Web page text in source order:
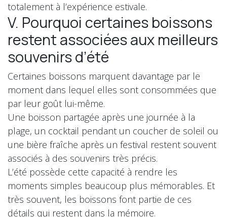
totalement à l’expérience estivale.
V. Pourquoi certaines boissons
restent associées aux meilleurs
souvenirs d’été
Certaines boissons marquent davantage par le
moment dans lequel elles sont consommées que
par leur goût lui-même.
Une boisson partagée après une journée à la
plage, un cocktail pendant un coucher de soleil ou
une bière fraîche après un festival restent souvent
associés à des souvenirs très précis.
L’été possède cette capacité à rendre les
moments simples beaucoup plus mémorables. Et
très souvent, les boissons font partie de ces
détails qui restent dans la mémoire.